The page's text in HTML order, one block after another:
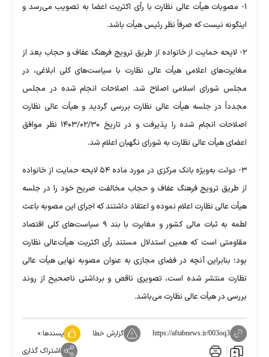
۱- مصوبات هیأت عالی نظارت با رأی اکثریت اعضا به تصویب می‌رسد و
اینگونه نیست که صرفاً نظر رئیس هیأت باشد.
۲- لایحه حمایت از خانواده از طریق ترویج فرهنگ عفاف و حجاب بعد از
مغایرت‎‌های اعلامی هیأت عالی نظارت با سیاست‌های کلی ابلاغی، در
مجلس شورای اسلامی اصلاح شد. اصلاحات انجام شده در مجلس
مجدداً در جلسه هیأت عالی نظارت بررسی گردید و هیأت عالی نظارت
اصلاحات انجام شده را پذیرفت و در تاریخ ۱۴۰۳/۰۲/۳۰ نظر موافق
اعضای هیأت عالی نظارت به شورای نگهبان اعلام شد.
۳- دولت به‌ویژه بانک مرکزی در مورد ماده ۵۴ لایحه حمایت از خانواده
از طریق ترویج فرهنگ عفاف و حجاب مخالفت صریح خود را در جلسه
هیأت عالی نظارت اعلام نموده و اعتقاد داشتند که اجرای این مصوبه باعث
لطمه به ثبات مالی کشور و مغایرت با بند ۹ سیاست‌های کلی اقتصاد
مقاومتی است که همین استدلال مستند رأی اکثریت هیأت‌عالی نظارت
بود؛ بنابراین آنچه در فضای مجازی به عنوان مصوبه نهایی هیأت عالی
نظارت منتشر شده است، تصویری ناقص و برداشتی ناصحیح از روند
بررسی در هیأت عالی نظارت می‌باشد.
https://aftabnews.ir/003oq3 گزارش خطا پسندها:۰
اشتراک گذاری